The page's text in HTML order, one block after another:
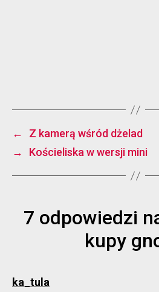
←
Z kamerą wśród dżelad
→
Kościeliska w wersji mini
7 odpowiedzi
kupy
ka_tula